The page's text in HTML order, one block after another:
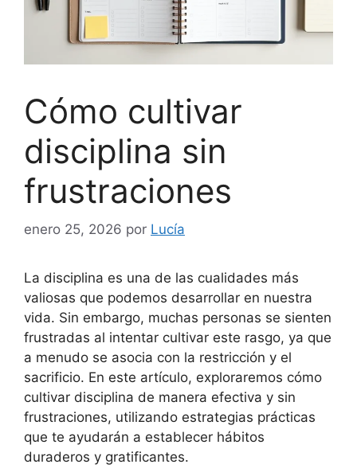
Cómo cultivar
disciplina sin
frustraciones
enero 25, 2026 por Lucía
La disciplina es una de las cualidades más
valiosas que podemos desarrollar en nuestra
vida. Sin embargo, muchas personas se sienten
frustradas al intentar cultivar este rasgo, ya que
a menudo se asocia con la restricción y el
sacrificio. En este artículo, exploraremos cómo
cultivar disciplina de manera efectiva y sin
frustraciones, utilizando estrategias prácticas
que te ayudarán a establecer hábitos
duraderos y gratificantes.